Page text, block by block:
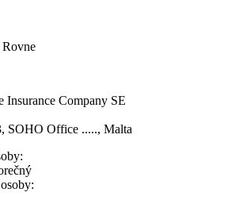
Insurance Company SE
SOHO Office ....., Malta